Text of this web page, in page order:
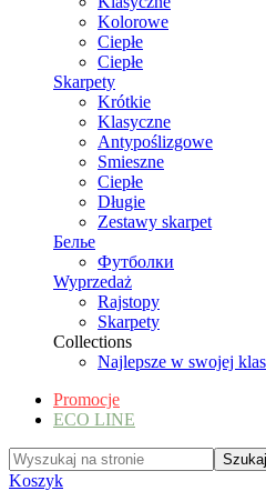
Kolorowe
Ciepłe
Ciepłe
Skarpety
Krótkie
Klasyczne
Antypoślizgowe
Smieszne
Ciepłe
Długie
Zestawy skarpet
Белье
Футболки
Wyprzedaż
Rajstopy
Skarpety
Collections
Najlepsze w swojej
Promocje
ECO LINE
Koszyk